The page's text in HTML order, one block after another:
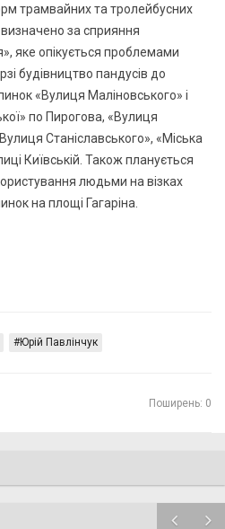
трамвайних та тролейбусних
визначено за сприяння
яке опікується проблемами
будівництво пандусів до
«Вулиця Маліновського» і
по Пирогова, «Вулиця
Станіславського», «Міська
Київській. Також планується
людьми на візках
на площі Гагаріна.
Юрій Павлінчук
Поширень: 0